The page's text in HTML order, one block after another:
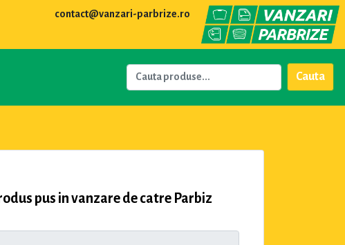
contact@vanzari-parbrize.ro
Cauta
pus in vanzare de catre Parbiz